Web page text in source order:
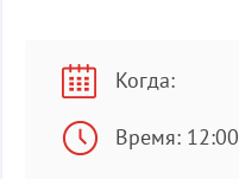
Когда:
Время: 12:00